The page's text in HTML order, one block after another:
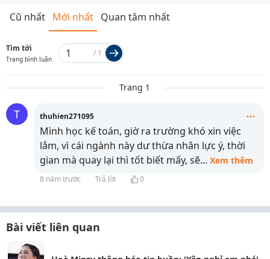
Cũ nhất Mới nhất Quan tâm nhất
Tìm tới
Trang bình luận
/ 1
Trang 1
T thuhien271095
Mình học kế toán, giờ ra trường khó xin việc
lắm, vì cái ngành này dư thừa nhân lực ý, thời
gian mà quay lại thì tốt biết mấy, sẽ... Xem thêm
8 năm trước Trả lời 0
Bài viết liên quan